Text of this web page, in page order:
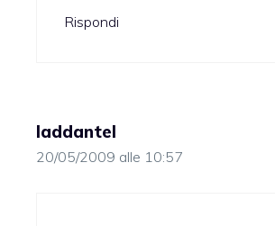
Rispondi
laddantel
20/05/2009 alle 10:57